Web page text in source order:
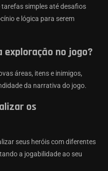
simples até desafios
e lógica para serem
exploração no jogo?
áreas, itens e inimigos,
da narrativa do jogo.
os
seus heróis com diferentes
a jogabilidade ao seu